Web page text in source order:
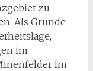
zu
Als Gründe
im
im